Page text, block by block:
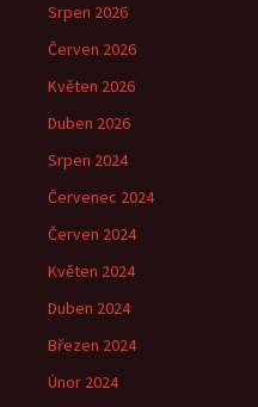
Srpen 2026
Červen 2026
Květen 2026
Duben 2026
Srpen 2024
Červenec 2024
Červen 2024
Květen 2024
Duben 2024
Březen 2024
Únor 2024